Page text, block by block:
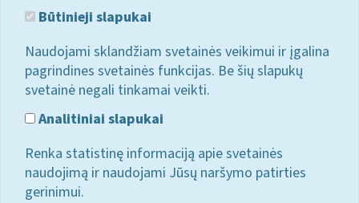
Būtinieji slapukai
Naudojami sklandžiam svetainės veikimui ir įgalina
pagrindines svetainės funkcijas. Be šių slapukų
svetainė negali tinkamai veikti.
Analitiniai slapukai
Renka statistinę informaciją apie svetainės
naudojimą ir naudojami Jūsų naršymo patirties
gerinimui.